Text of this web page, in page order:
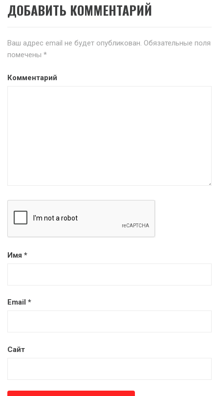
ДОБАВИТЬ КОММЕНТАРИЙ
Ваш адрес email не будет опубликован. Обязательные поля
помечены *
Комментарий
Имя *
Email *
Сайт